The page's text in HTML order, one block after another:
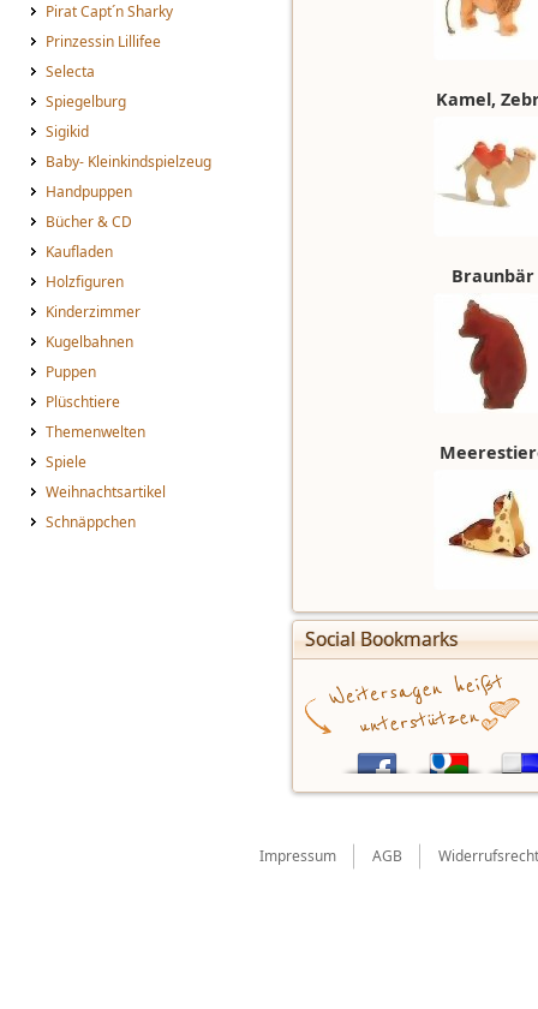
Pirat Capt´n Sharky
Prinzessin Lillifee
Selecta
Spiegelburg
Sigikid
Baby- Kleinkindspielzeug
Handpuppen
Bücher & CD
Kaufladen
Holzfiguren
Kinderzimmer
Kugelbahnen
Puppen
Plüschtiere
Themenwelten
Spiele
Weihnachtsartikel
Schnäppchen
Kamel,
Braunbär
Social Bookmarks
Impressum AGB Widerrufsrecht